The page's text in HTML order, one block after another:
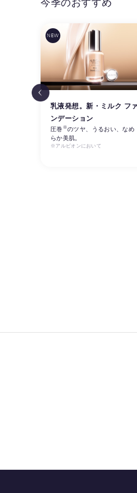
今季のおすすめ
乳液発想。新・ミルク ファ
ンデーション
圧巻 ※のツヤ、うるおい、なめ
らか美肌。
※アルビオンにおいて